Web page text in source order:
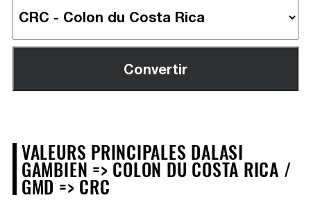
VALEURS PRINCIPALES DALASI
GAMBIEN => COLON DU COSTA RICA /
GMD => CRC